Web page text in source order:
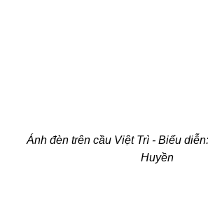
Ánh đèn trên cầu Việt Trì - Biểu diễn:
Huyền